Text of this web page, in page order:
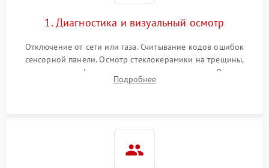
1. Диагностика и визуальный осмотр
Отключение от сети или газа. Считывание кодов ошибок
сенсорной панели. Осмотр стеклокерамики на трещины,
проверка конфорок на равномерность нагрева. Опрос
клиента о симптомах (не включается, не видит посуду,
Подробнее